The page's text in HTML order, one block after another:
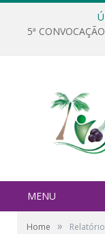
5ª
MENU
Home »